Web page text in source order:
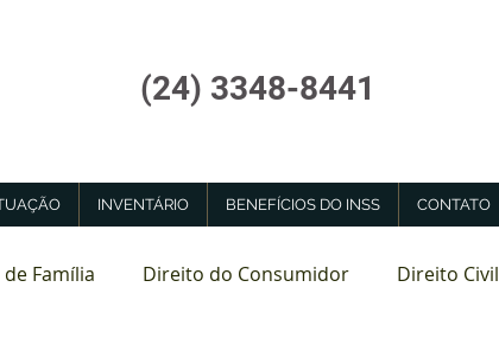
(24) 3348-8441
INVENTÁRIO BENEFÍCIOS DO INSS CONTATO
Família Direito do Consumidor Direito Civil